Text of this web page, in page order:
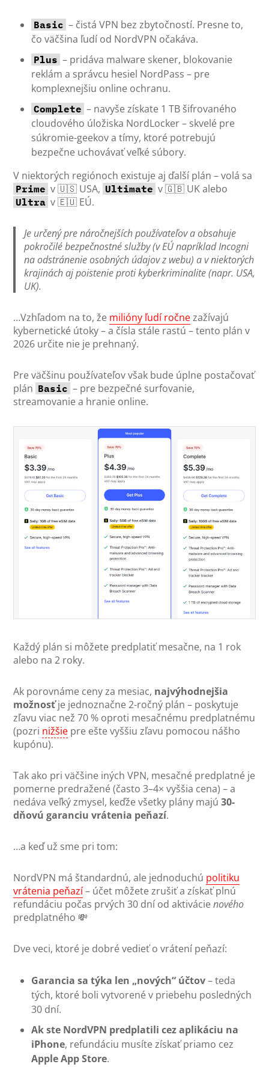
Basic – čistá VPN bez zbytočností. Presne to,
čo väčšina ľudí od NordVPN očakáva.
Plus – pridáva malware skener, blokovanie
reklám a správcu hesiel NordPass – pre
komplexnejšiu online ochranu.
Complete – navyše získate 1 TB šifrovaného
cloudového úložiska NordLocker – skvelé pre
súkromie-geekov a tímy, ktoré potrebujú
bezpečne uchovávať veľké súbory.
V niektorých regiónoch existuje aj ďalší plán – volá sa
Prime v 🇺🇸 USA, Ultimate v 🇬🇧 UK alebo
Ultra v 🇪🇺 EÚ.
Je určený pre náročnejších používateľov a obsahuje
pokročilé bezpečnostné služby (v EÚ napríklad Incogni
na odstránenie osobných údajov z webu) a v niektorých
krajinách aj poistenie proti kyberkriminalite (napr. USA,
UK).
…Vzhľadom na to, že milióny ľudí ročnezažívajú
kybernetické útoky – a čísla stále rastú – tento plán v
2026 určite nie je prehnaný.
Pre väčšinu používateľov však bude úplne postačovať
plán Basic – pre bezpečné surfovanie,
streamovanie a hranie online.
Každý plán si môžete predplatiť mesačne, na 1 rok
alebo na 2 roky.
Ak porovnáme ceny za mesiac, najvýhodnejšia
možnosťje jednoznačne 2-ročný plán – poskytuje
zľavu viac než 70 % oproti mesačnému predplatnému
(pozri nižšie pre ešte vyššiu zľavu pomocou nášho
kupónu).
Tak ako pri väčšine iných VPN, mesačné predplatné je
pomerne predražené (často 3–4× vyššia cena) – a
nedáva veľký zmysel, keďže všetky plány majú30-
dňovú garanciu vrátenia peňazí.
…a keď už sme pri tom:
NordVPN má štandardnú, ale jednoduchú politiku
vrátenia peňazí– účet môžete zrušiť a získať plnú
refundáciu počas prvých 30 dní od aktivácienového
predplatného 💸
Dve veci, ktoré je dobré vedieť o vrátení peňazí:
Garancia sa týka len „nových“ účtov– teda
tých, ktoré boli vytvorené v priebehu posledných
30 dní.
Ak ste NordVPN predplatili cez aplikáciu na
iPhone, refundáciu musíte získať priamo cez
Apple App Store.